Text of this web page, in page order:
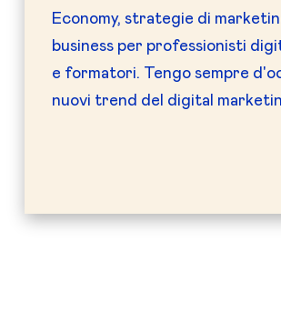
Economy, strategie di
business per professionisti
e formatori. Tengo sempre
nuovi trend del digital